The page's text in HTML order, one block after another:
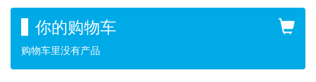
你的购物车
购物车里没有产品